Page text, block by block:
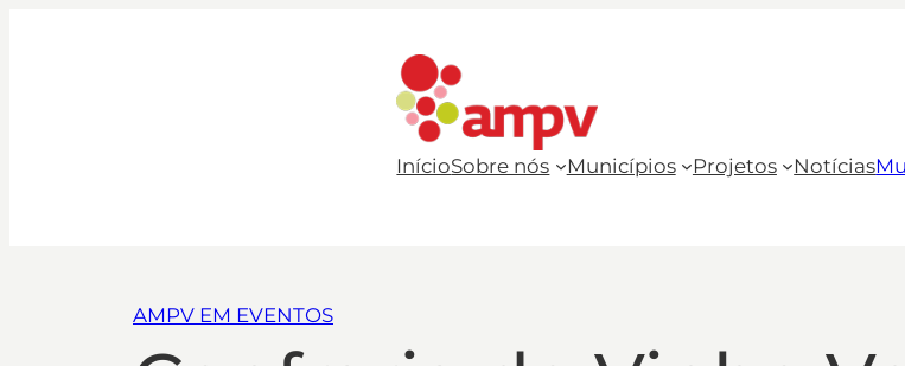
InícioSobre nós Municípios Projetos Notícias
AMPV EM EVENTOS